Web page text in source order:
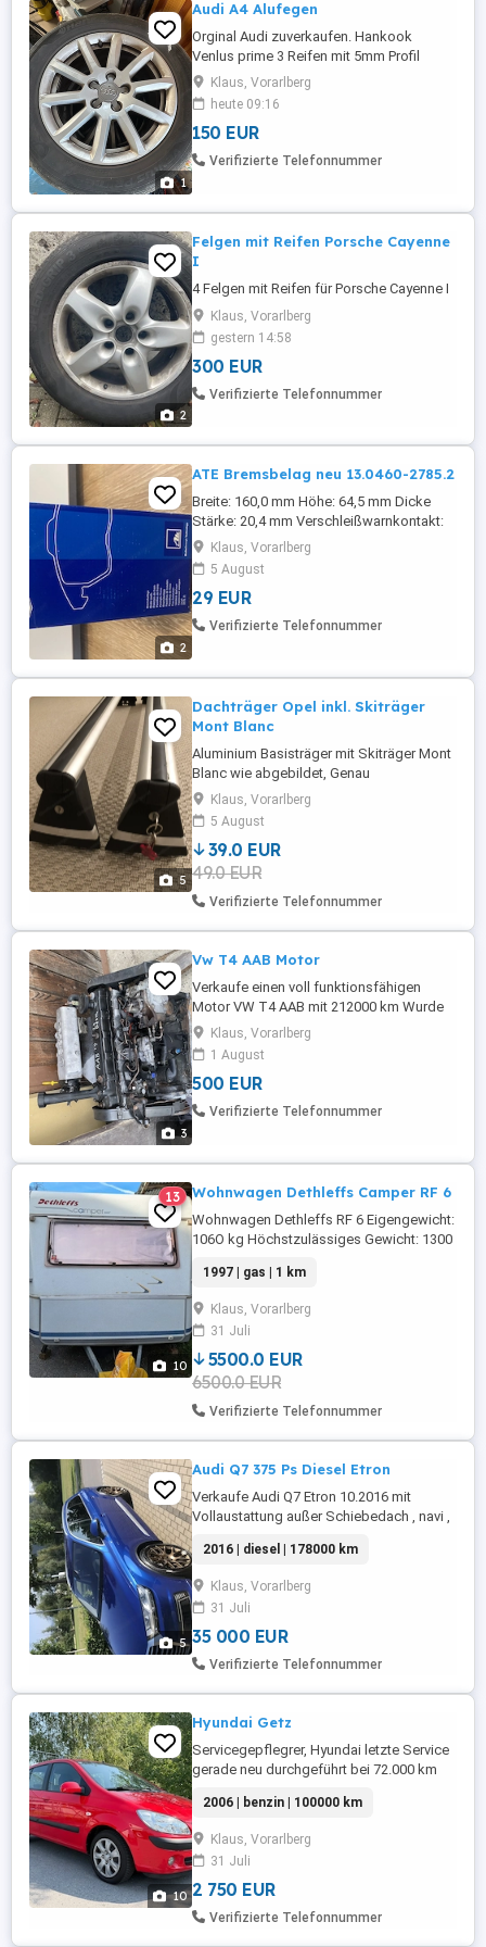
1
Audi A4 Alufegen
Orginal Audi zuverkaufen. Hankook
Venlus prime 3 Reifen mit 5mm Profil
Klaus, Vorarlberg
heute 09:16
150 EUR
Verifizierte Telefonnummer
2
Felgen mit Reifen Porsche Cayenne
I
4 Felgen mit Reifen für Porsche Cayenne I
Klaus, Vorarlberg
gestern 14:58
300 EUR
Verifizierte Telefonnummer
2
ATE Bremsbelag neu 13.0460-2785.2
Breite: 160,0 mm Höhe: 64,5 mm Dicke
Stärke: 20,4 mm Verschleißwarnkontakt:
für Verschleißwarnanzeige vorbereitet,
inkl. Verschleißwarnkontakt
Warnkontaktlänge: 171,5 mm Anzahl der
Verschleißanzeigen: 1 pro Achse
Ergänzungsartikel Ergänzende Info 2: mit
Klaus, Vorarlberg
5 August
29 EUR
Verifizierte Telefonnummer
5
Dachträger Opel inkl. Skiträger
Mont Blanc
Aluminium Basisträger mit Skiträger Mont
Blanc wie abgebildet, Genau
Artikelbezeichnung und Info siehe Bild,
gebraucht
Klaus, Vorarlberg
5 August
39.0 EUR
49.0 EUR
Verifizierte Telefonnummer
3
Vw T4 AAB Motor
Verkaufe einen voll funktionsfähigen
Motor VW T4 AAB mit 212000 km Wurde
von einem Händler gekauft aber dann
doch nicht benötigt!
Klaus, Vorarlberg
1 August
500 EUR
Verifizierte Telefonnummer
10
13 Wohnwagen Dethleffs Camper RF 6
Wohnwagen Dethleffs RF 6 Eigengewicht:
106O kg Höchstzulässiges Gewicht: 1300
:2300 mm Höhe: 2500 mm Neue Reife
(2023) 5 Schlafplätze Alle Fenster mit
Insektenschutz und Verdunklung, Geteilte
Eingangstür Toilette mit Waschbecken
Kühlschrank mit Gefrierfach Gasheizung
Gasherd ...
1997 | gas | 1 km
Klaus, Vorarlberg
31 Juli
5500.0 EUR
6500.0 EUR
Verifizierte Telefonnummer
5
Audi Q7 375 Ps Diesel Etron
Verkaufe Audi Q7 Etron 10.2016 mit
Vollaustattung außer Schiebedach , navi ,
standheizung , elektrische Anhänger
Kupplung, Luftfahrwerk ,22Zoll BBS mit
neue Reifen Pirelli .
2016 | diesel | 178000 km
Klaus, Vorarlberg
31 Juli
35 000 EUR
Verifizierte Telefonnummer
10
Hyundai Getz
Servicegepflegrer, Hyundai letzte Service
gerade neu durchgeführt bei 72.000 km
gewechselt. Er ist vorgeführt bis 08 2027.
(Pickerl)
2006 | benzin | 100000 km
Klaus, Vorarlberg
31 Juli
2 750 EUR
Verifizierte Telefonnummer